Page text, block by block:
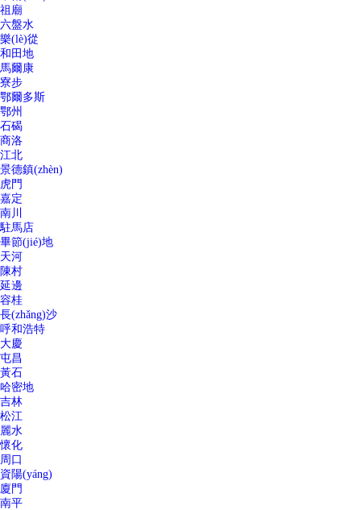
祖廟
六盤水
樂(lè)從
和田地
馬爾康
寮步
鄂爾多斯
鄂州
石碣
商洛
江北
景德鎮(zhèn)
虎門
嘉定
南川
駐馬店
畢節(jié)地
天河
陳村
延邊
容桂
長(zhǎng)沙
呼和浩特
大慶
屯昌
黃石
哈密地
吉林
松江
麗水
懷化
周口
資陽(yáng)
廈門
南平